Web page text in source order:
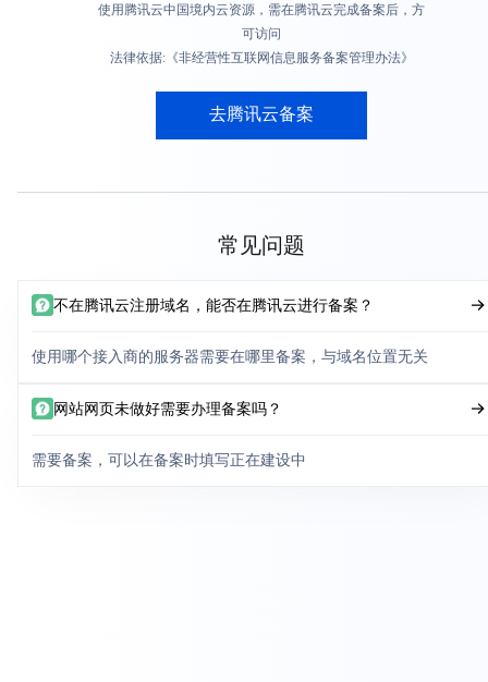
使用腾讯云中国境内云资源，需在腾讯云完成备案后，方
可访问
法律依据:《非经营性互联网信息服务备案管理办法》
去腾讯云备案
常见问题
不在腾讯云注册域名，能否在腾讯云进行备案？
使用哪个接入商的服务器需要在哪里备案，与域名位置无关
网站网页未做好需要办理备案吗？
需要备案，可以在备案时填写正在建设中